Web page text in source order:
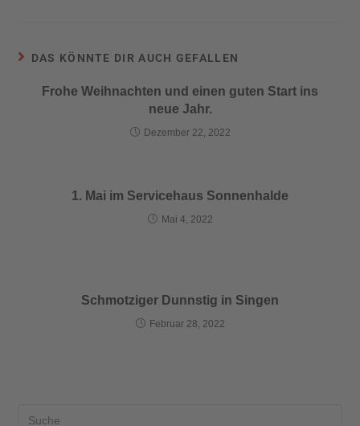
DAS KÖNNTE DIR AUCH GEFALLEN
Frohe Weihnachten und einen guten Start ins
neue Jahr.
Dezember 22, 2022
1. Mai im Servicehaus Sonnenhalde
Mai 4, 2022
Schmotziger Dunnstig in Singen
Februar 28, 2022